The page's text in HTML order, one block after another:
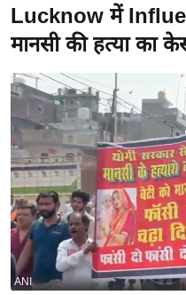
ख
र
रा
ष्ट्री
अं
त
र्रा
ष्ट्री
य
बि
Lucknow में
मानसी की हत्या का
ANI